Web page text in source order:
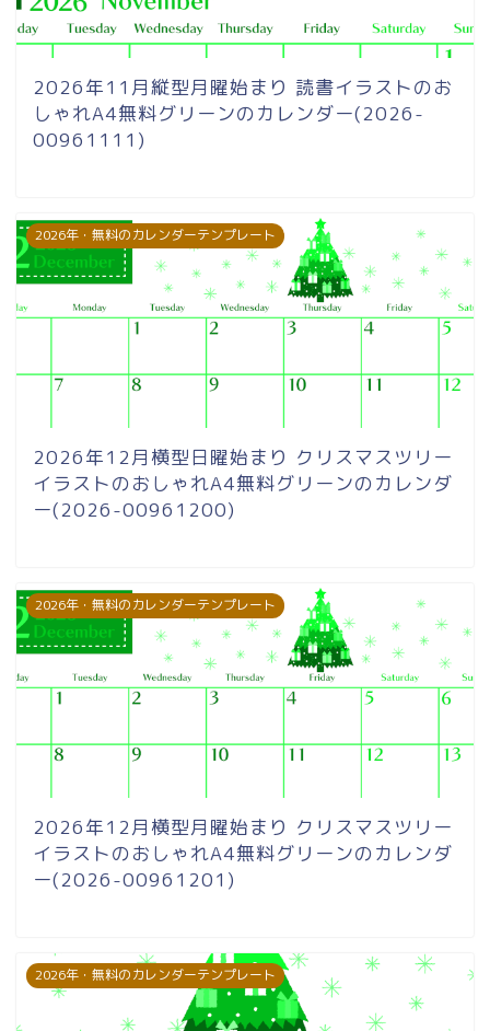
2026年11月縦型月曜始まり 読書イラストのお
しゃれA4無料グリーンのカレンダー(2026-
00961111)
2026年・無料のカレンダーテンプレート
2026年12月横型日曜始まり クリスマスツリー
イラストのおしゃれA4無料グリーンのカレンダ
ー(2026-00961200)
2026年・無料のカレンダーテンプレート
2026年12月横型月曜始まり クリスマスツリー
イラストのおしゃれA4無料グリーンのカレンダ
ー(2026-00961201)
2026年・無料のカレンダーテンプレート